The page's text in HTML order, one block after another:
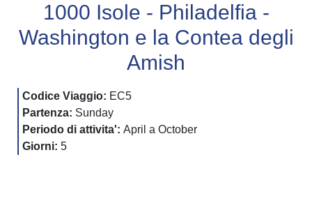
1000 Isole - Philadelfia -
Washington e la Contea degli
Amish
Codice Viaggio: EC5
Partenza: Sunday
Periodo di attivita': April a October
Giorni: 5